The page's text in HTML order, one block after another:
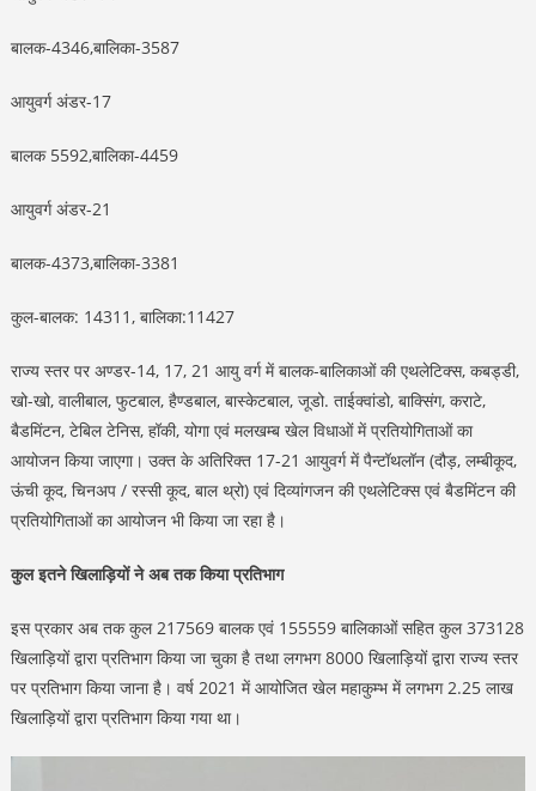
बालक-4346,बालिका-3587
आयुवर्ग अंडर-17
बालक 5592,बालिका-4459
आयुवर्ग अंडर-21
बालक-4373,बालिका-3381
कुल-बालक: 14311, बालिका:11427
राज्य स्तर पर अण्डर-14, 17, 21 आयु वर्ग में बालक-बालिकाओं की एथलेटिक्स, कबड्डी,
खो-खो, वालीबाल, फुटबाल, हैण्डबाल, बास्केटबाल, जूडो. ताईक्वांडो, बाक्सिंग, कराटे,
बैडमिंटन, टेबिल टेनिस, हॉकी, योगा एवं मलखम्ब खेल विधाओं में प्रतियोगिताओं का
आयोजन किया जाएगा। उक्त के अतिरिक्त 17-21 आयुवर्ग में पैन्टॉथलॉन (दौड़, लम्बीकूद,
ऊंची कूद, चिनअप / रस्सी कूद, बाल थ्रो) एवं दिव्यांगजन की एथलेटिक्स एवं बैडमिंटन की
प्रतियोगिताओं का आयोजन भी किया जा रहा है।
कुल इतने खिलाड़ियों ने अब तक किया प्रतिभाग
इस प्रकार अब तक कुल 217569 बालक एवं 155559 बालिकाओं सहित कुल 373128
खिलाड़ियों द्वारा प्रतिभाग किया जा चुका है तथा लगभग 8000 खिलाड़ियों द्वारा राज्य स्तर
पर प्रतिभाग किया जाना है। वर्ष 2021 में आयोजित खेल महाकुम्भ में लगभग 2.25 लाख
खिलाड़ियों द्वारा प्रतिभाग किया गया था।